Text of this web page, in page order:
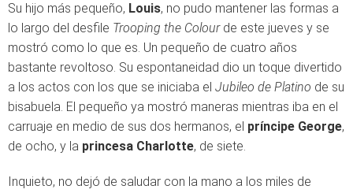
Su hijo más pequeño, Louis, no pudo mantener las formas a
lo largo del desfile Trooping the Colourde este jueves y se
mostró como lo que es. Un pequeño de cuatro años
bastante revoltoso. Su espontaneidad dio un toque divertido
a los actos con los que se iniciaba el Jubileo de Platino de su
bisabuela. El pequeño ya mostró maneras mientras iba en el
carruaje en medio de sus dos hermanos, el príncipe George,
de ocho, y la princesa Charlotte, de siete.
Inquieto, no dejó de saludar con la mano a los miles de